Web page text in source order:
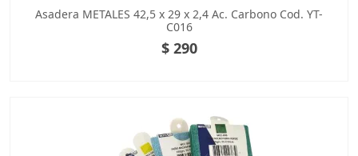
Asadera METALES 42,5 x 29 x 2,4 Ac. Carbono Cod. YT-
C016
$ 290